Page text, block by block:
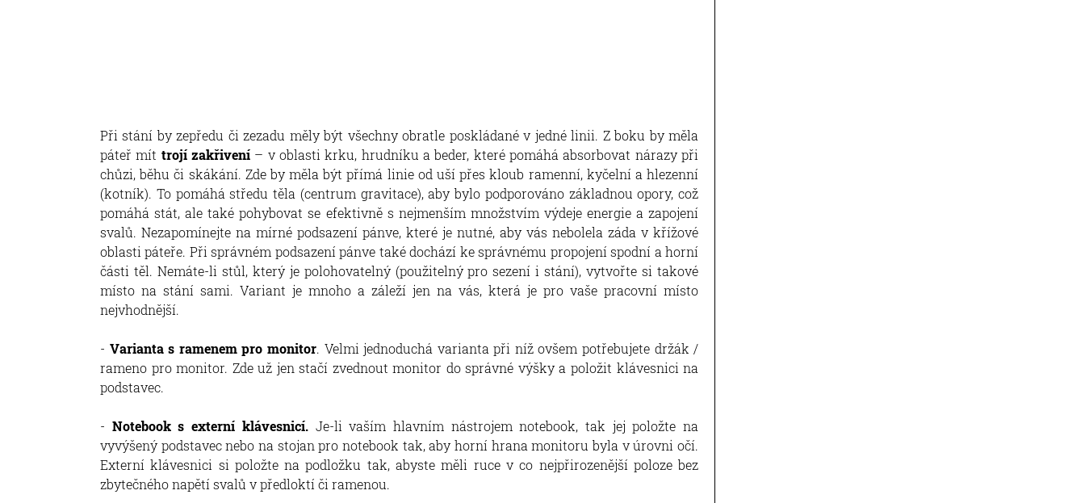
Při stání by zepředu či zezadu měly být všechny obratle poskládané v jedné linii. Z boku by měla
páteř mít trojí zakřivení – v oblasti krku, hrudníku a beder, které pomáhá absorbovat nárazy při
chůzi, běhu či skákání. Zde by měla být přímá linie od uší přes kloub ramenní, kyčelní a hlezenní
(kotník). To pomáhá středu těla (centrum gravitace), aby bylo podporováno základnou opory, což
pomáhá stát, ale také pohybovat se efektivně s nejmenším množstvím výdeje energie a zapojení
svalů. Nezapomínejte na mírné podsazení pánve, které je nutné, aby vás nebolela záda v křížové
oblasti páteře. Při správném podsazení pánve také dochází ke správnému propojení spodní a horní
části těl. Nemáte-li stůl, který je polohovatelný (použitelný pro sezení i stání), vytvořte si takové
místo na stání sami. Variant je mnoho a záleží jen na vás, která je pro vaše pracovní místo
nejvhodnější.
- Varianta s ramenem pro monitor. Velmi jednoduchá varianta při níž ovšem potřebujete držák /
rameno pro monitor. Zde už jen stačí zvednout monitor do správné výšky a položit klávesnici na
podstavec.
- Notebook s externí klávesnicí.Je-li vaším hlavním nástrojem notebook, tak jej položte na
vyvýšený podstavec nebo na stojan pro notebook tak, aby horní hrana monitoru byla v úrovni očí.
Externí klávesnici si položte na podložku tak, abyste měli ruce v co nejpřirozenější poloze bez
zbytečného napětí svalů v předloktí či ramenou.